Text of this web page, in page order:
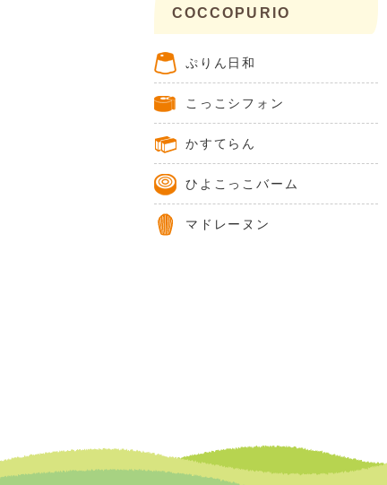
COCCOPURIO
ぷりん日和
こっこシフォン
かすてらん
ひよこっこバーム
マドレーヌン